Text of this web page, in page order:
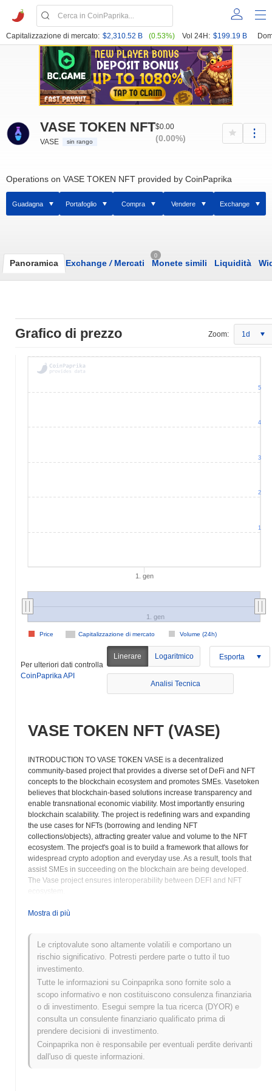
Capitalizzazione di mercato: $2,310.52 B (0.53%) Vol 24H: $199.19 B
VASE TOKEN NFT
VASE sin rango
$0.00
(0.00%)
Operations on VASE TOKEN NFT provided by CoinPaprika
Guadagna Portafoglio Compra Vendere Exchange
Panoramica Exchange /Mercati
0
Monete simili Liquidità
Grafico di prezzo Zoom: 1d
1. gen
Capitalizzazione di mercato Volume (24h)
Price
1. gen
1
2
3
4
5
Per ulteriori dati controlla
CoinPaprika API
Linerare Logaritmico Esporta
Analisi Tecnica
VASE TOKEN NFT (VASE)
INTRODUCTION TO VASE TOKEN VASE is a decentralized
community-based project that provides a diverse set of DeFi and NFT
concepts to the blockchain ecosystem and promotes SMEs. Vasetoken
believes that blockchain-based solutions increase transparency and
enable transnational economic viability. Most importantly ensuring
blockchain scalability. The project is redefining wars and expanding
the use cases for NFTs (borrowing and lending NFT
collections/objects), attracting greater value and volume to the NFT
ecosystem. The project's goal is to build a framework that allows for
widespread crypto adoption and everyday use. As a result, tools that
assist SMEs in succeeding on the blockchain are being developed.
The Vase project ensures interoperability between DEFI and NFT
VASE TOKEN NFT (VASE) FAQ – Metriche
Dove posso acquistare VASE TOKEN NFT
(VASE)?
VASE TOKEN NFT (VASE) è ampiamente disponibile sugli
exchange di criptovalute centralized and decentralized.
Qual è l'attuale volume di trading giornaliero di
VASE TOKEN NFT?
Nelle ultime 24 ore, il volume di trading di VASE TOKEN NFT si
attesta a
$0.00
Mostra di più
Le criptovalute sono altamente volatili e comportano un
rischio significativo. Potresti perdere parte o tutto il tuo
investimento.
Tutte le informazioni su Coinpaprika sono fornite solo a
scopo informativo e non costituiscono consulenza finanziaria
o di investimento. Esegui sempre la tua ricerca (DYOR) e
consulta un consulente finanziario qualificato prima di
prendere decisioni di investimento.
Coinpaprika non è responsabile per eventuali perdite derivanti
dall'uso di queste informazioni.